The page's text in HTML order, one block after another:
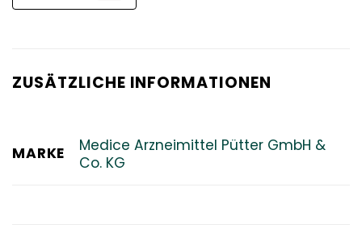
ZUSÄTZLICHE INFORMATIONEN
MARKE
Medice Arzneimittel Pütter GmbH &
Co. KG